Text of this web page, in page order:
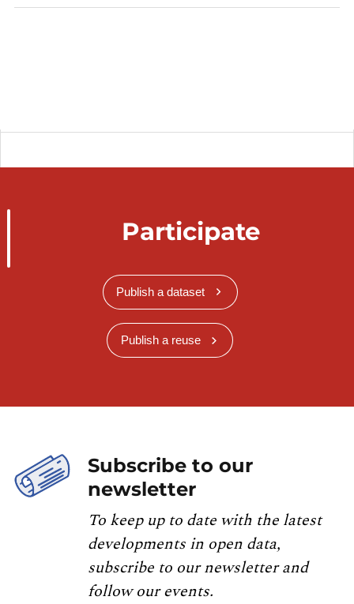
Participate
Publish a dataset
Publish a reuse
Subscribe to our
newsletter
To keep up to date with the latest
developments in open data,
subscribe to our newsletter and
follow our events.